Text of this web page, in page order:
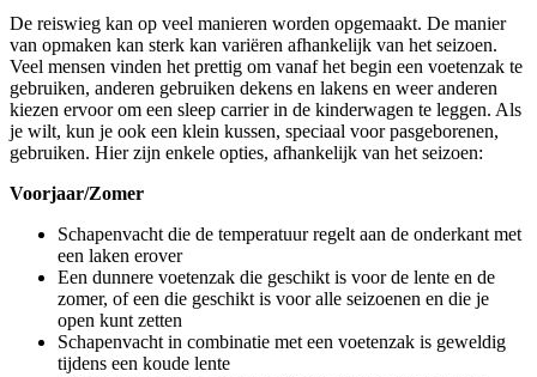
De reiswieg kan op veel manieren worden opgemaakt. De manier
van opmaken kan sterk kan variëren afhankelijk van het seizoen.
Veel mensen vinden het prettig om vanaf het begin een voetenzak te
gebruiken, anderen gebruiken dekens en lakens en weer anderen
kiezen ervoor om een sleep carrier in de kinderwagen te leggen. Als
je wilt, kun je ook een klein kussen, speciaal voor pasgeborenen,
gebruiken. Hier zijn enkele opties, afhankelijk van het seizoen:
Voorjaar/Zomer
Schapenvacht die de temperatuur regelt aan de onderkant met
een laken erover
Een dunnere voetenzak die geschikt is voor de lente en de
zomer, of een die geschikt is voor alle seizoenen en die je
open kunt zetten
Schapenvacht in combinatie met een voetenzak is geweldig
tijdens een koude lente